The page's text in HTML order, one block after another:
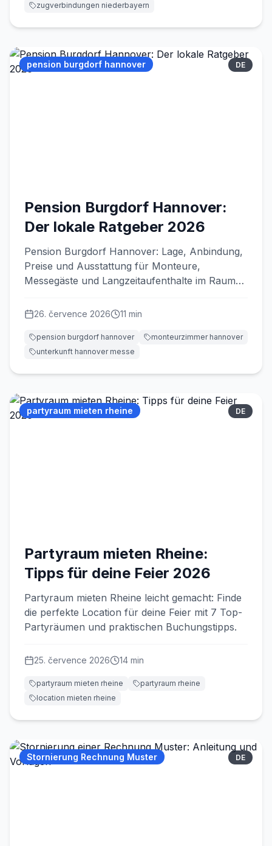
zugverbindungen niederbayern
pension burgdorf hannover DE
Pension Burgdorf Hannover:
Der lokale Ratgeber 2026
Pension Burgdorf Hannover: Lage, Anbindung,
Preise und Ausstattung für Monteure,
Messegäste und Langzeitaufenthalte im Raum
26. července 2026 11 min
pension burgdorf hannover
monteurzimmer hannover
unterkunft hannover messe
partyraum mieten rheine DE
Partyraum mieten Rheine:
Tipps für deine Feier 2026
Partyraum mieten Rheine leicht gemacht: Finde
die perfekte Location für deine Feier mit 7 Top-
Partyräumen und praktischen Buchungstipps.
25. července 2026 14 min
partyraum mieten rheine
partyraum rheine
location mieten rheine
Stornierung Rechnung Muster DE